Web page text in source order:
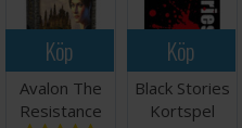
Köp
Avalon The
Resistance
Köp
Black Stories
Kortspel